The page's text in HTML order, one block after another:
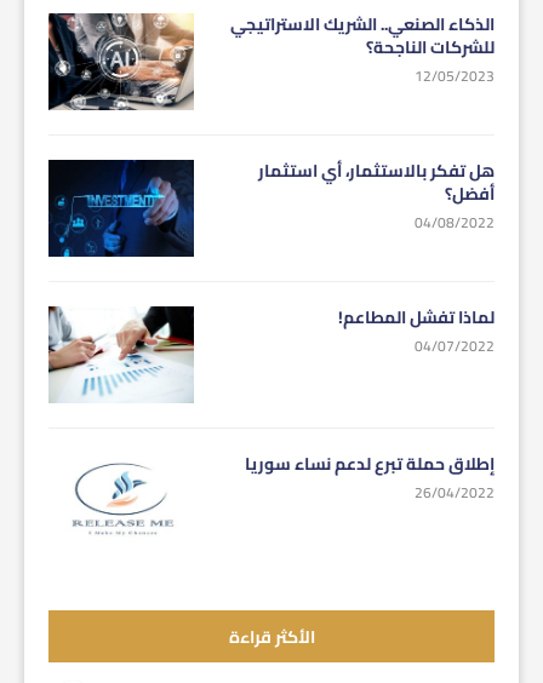
الذكاء الصنعي.. الشريك الاستراتيجي
للشركات الناجحة؟
12/05/2023
هل تفكر بالاستثمار، أي استثمار
أفضل؟
04/08/2022
لماذا تفشل المطاعم!
04/07/2022
إطلاق حملة تبرع لدعم نساء سوريا
26/04/2022
الأكثر قراءة